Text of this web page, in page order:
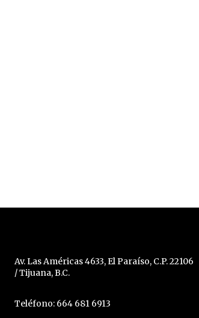
Av. Las Américas 4633, El Paraíso, C.P. 22106
/ Tijuana, B.C.
Teléfono: 664 681 6913